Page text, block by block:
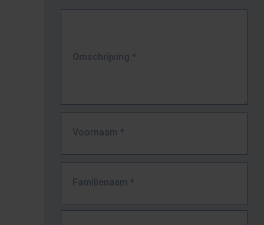
Omschrijving *
Voornaam *
Familienaam *